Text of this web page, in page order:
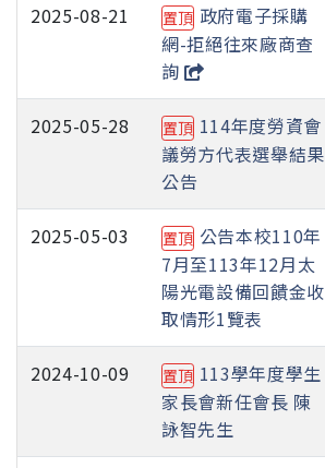
2025-08-21 置頂 政府電子採購
網-拒絕往來廠商查
詢
2025-05-28 置頂 114年度勞資會
議勞方代表選舉結果
公告
2025-05-03 置頂 公告本校110年
7月至113年12月太
陽光電設備回饋金收
取情形1覽表
2024-10-09 置頂 113學年度學生
家長會新任會長 陳
詠智先生